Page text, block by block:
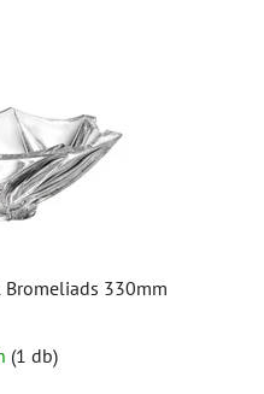
Bromeliads 330mm
(1 db)